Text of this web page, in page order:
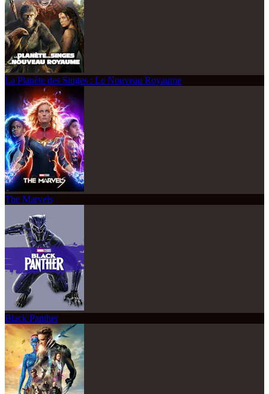
La Planète des Singes : Le Nouveau Royaume
The Marvels
Black Panther